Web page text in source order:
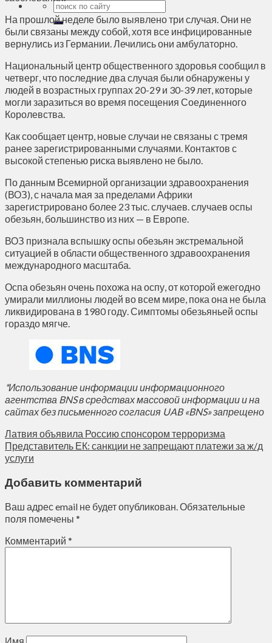
На прошлой неделе было выявлено три случая. Они не
были связаны между собой, хотя все инфицированные
вернулись из Германии. Лечились они амбулаторно.
Национальный центр общественного здоровья сообщил в
четверг, что последние два случая были обнаружены у
людей в возрастных группах 20-29 и 30-39 лет, которые
могли заразиться во время посещения Соединенного
Королевства.
Как сообщает центр, новые случаи не связаны с тремя
ранее зарегистрированными случаями. Контактов с
высокой степенью риска выявлено не было.
По данным Всемирной организации здравоохранения
(ВОЗ), с начала мая за пределами Африки
зарегистрировано более 23 тыс. случаев. случаев оспы
обезьян, большинство из них — в Европе.
ВОЗ признала вспышку оспы обезьян экстремальной
ситуацией в области общественного здравоохранения
международного масштаба.
Оспа обезьян очень похожа на оспу, от которой ежегодно
умирали миллионы людей во всем мире, пока она не была
ликвидирована в 1980 году. Симптомы обезьяньей оспы
гораздо мягче.
*Использование информации информационного
агентства BNS в средствах массовой информации и на
сайтах без письменного согласия UAB «BNS» запрещено
Латвия объявила Россию спонсором терроризма
Представитель ЕК: санкции не запрещают платежи за ж/д
услуги
Добавить комментарий
Ваш адрес email не будет опубликован.Обязательные
поля помечены *
Комментарий *